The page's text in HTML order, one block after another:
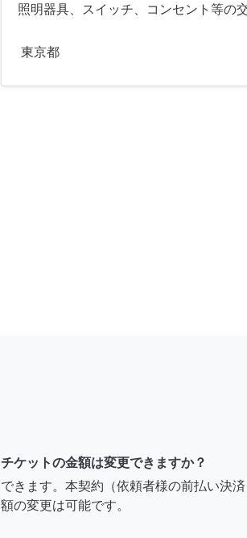
照明器具、スイッチ、コンセント等の
東京都
チケットの金額は変更できますか？
できます。本契約（依頼者様の前払い決
額の変更は可能です。